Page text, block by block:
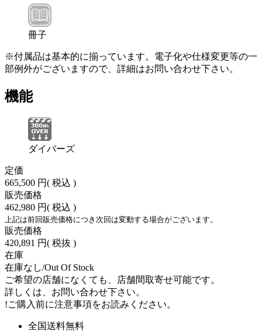
冊子
※付属品は基本的に揃っています。電子化や仕様変更等の一
部例外がございますので、詳細はお問い合わせ下さい。
機能
ダイバーズ
定価
665,500 円( 税込 )
販売価格
462,980 円( 税込 )
上記は前回販売価格につき次回は変動する場合がございます。
販売価格
420,891 円( 税抜 )
在庫
在庫なし/Out Of Stock
ご希望の店舗になくても、店舗間取寄せ可能です。
詳しくは、お問い合わせ下さい。
!ご購入前に注意事項をお読みください。
全国送料無料